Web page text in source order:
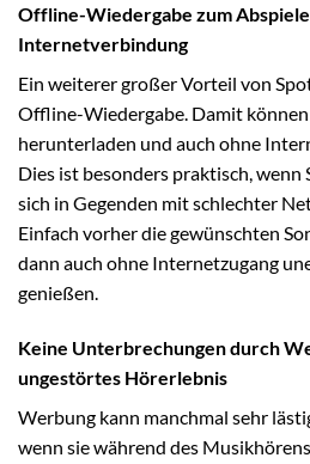
Offline-Wiedergabe zum
Internetverbindung
Ein weiterer großer Vorteil von
Offline-Wiedergabe. Damit können
herunterladen und auch ohne
Dies ist besonders praktisch, wenn
sich in Gegenden mit schlechter
Einfach vorher die gewünschten
dann auch ohne Internetzugang
genießen.
Keine Unterbrechungen durch
ungestörtes Hörerlebnis
Werbung kann manchmal sehr
wenn sie während des